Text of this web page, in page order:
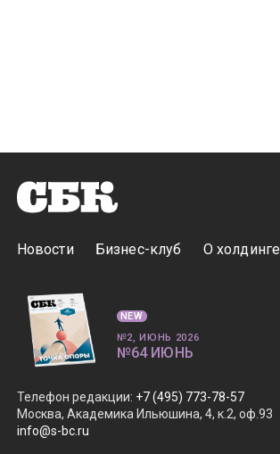
Новости Бизнес-клуб О холдинге
Телефон редакции: +7 (495) 773-78-57
Москва, Академика Ильюшина, 4, к.2, оф.93
info@s-bc.ru
NEW
№2, ИЮНЬ 2026
№64 ИЮНЬ